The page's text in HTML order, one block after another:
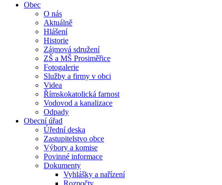
Obec
O nás
Aktuálně
Hlášení
Historie
Zájmová sdružení
ZŠ a MŠ Prosiměřice
Fotogalerie
Služby a firmy v obci
Videa
Římskokatolická farnost
Vodovod a kanalizace
Odpady
Obecní úřad
Úřední deska
Zastupitelstvo obce
Výbory a komise
Povinné informace
Dokumenty
Vyhlášky a nařízení
Rozpočty